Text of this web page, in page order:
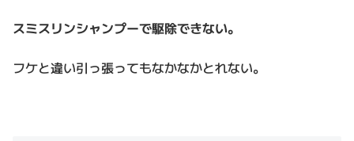
スミスリンシャンプーで駆除できない。
フケと違い引っ張ってもなかなかとれない。